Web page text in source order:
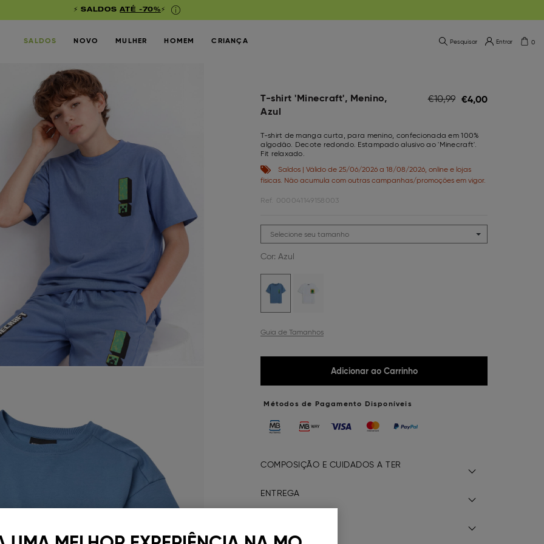
⚡ SALDOSATÉ -70%⚡
SALDOS NOVO MULHER HOMEM CRIANÇA Pesquisar Entrar 0
T-shirt 'Minecraft', Menino,
Azul
€10,99 €4,00
T-shirt de manga curta, para menino, confecionada em 100%
algodão. Decote redondo. Estampado alusivo ao 'Minecraft'.
Fit relaxado.
Saldos | Válido de 25/06/2026 a 18/08/2026, online e lojas
físicas. Não acumula com outras campanhas/promoções em vigor.
Ref. 000041149158003
Cor:Azul
Guia de Tamanhos
Adicionar ao Carrinho
Métodos de Pagamento Disponíveis
COMPOSIÇÃO E CUIDADOS A TER
ENTREGA